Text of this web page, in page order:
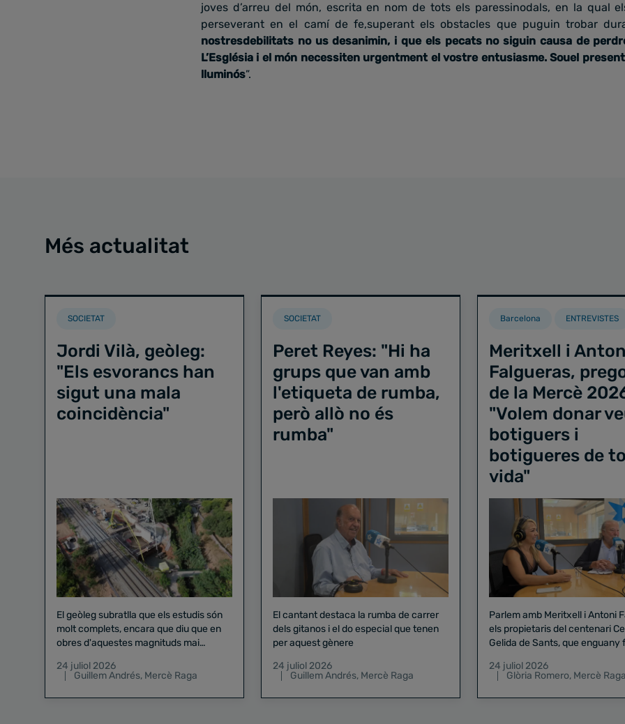
joves d’arreu del món, escrita en nom de tots els paressinodals, en la qual
perseverant en el camí de fe,superant els obstacles que puguin trobar
nostresdebilitats no us desanimin, i que els pecats no siguin causa de
L’Església i el món necessiten urgentment el vostre entusiasme. Souel
lluminós”.
Més actualitat
SOCIETAT
Jordi Vilà, geòleg:
"Els esvorancs han
sigut una mala
coincidència"
El geòleg subratlla que els estudis són
molt complets, encara que diu que en
obres d'aquestes magnituds mai
24 juliol 2026
Guillem Andrés, Mercè Raga
SOCIETAT
Peret Reyes: "Hi ha
grups que van amb
l'etiqueta de rumba,
però allò no és
rumba"
El cantant destaca la rumba de carrer
dels gitanos i el do especial que tenen
per aquest gènere
24 juliol 2026
Guillem Andrés, Mercè Raga
Barcelona ENTREVISTES
Meritxell i
Falgueras,
de la Mercè
"Volem donar
botiguers i
botigueres de
vida"
Parlem amb Meritxell i Antoni
els propietaris del centenari Celler
Gelida de Sants, que enguany
24 juliol 2026
Glòria Romero, Mercè Raga